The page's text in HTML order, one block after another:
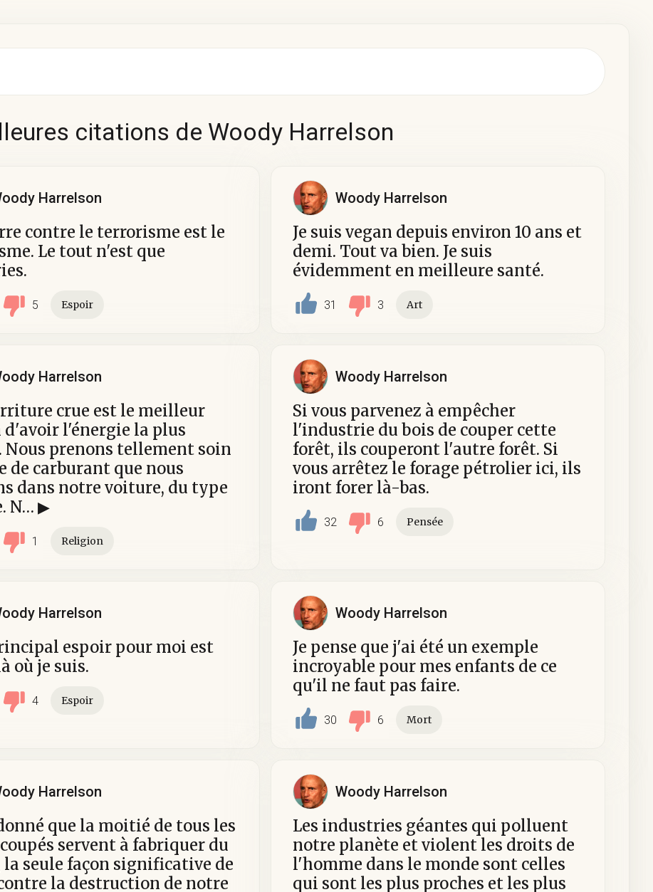
citations de Woody Harrelson
Harrelson
contre le terrorisme est le
Le tout n'est que
5 Espoir
Woody Harrelson
Je suis vegan depuis environ 10 ans et
demi. Tout va bien. Je suis
évidemment en meilleure santé.
31 3 Art
Harrelson
crue est le meilleur
d'avoir l'énergie la plus
Nous prenons tellement soin
de carburant que nous
dans notre voiture, du type
N… ▶
1 Religion
Woody Harrelson
Si vous parvenez à empêcher
l'industrie du bois de couper cette
forêt, ils couperont l'autre forêt. Si
vous arrêtez le forage pétrolier ici, ils
iront forer là-bas.
32 6 Pensée
Harrelson
espoir pour moi est
où je suis.
4 Espoir
Woody Harrelson
Je pense que j'ai été un exemple
incroyable pour mes enfants de ce
qu'il ne faut pas faire.
30 6 Mort
Harrelson
que la moitié de tous les
servent à fabriquer du
la seule façon significative de
la destruction de notre
Woody Harrelson
Les industries géantes qui polluent
notre planète et violent les droits de
l'homme dans le monde sont celles
qui sont les plus proches et les plus